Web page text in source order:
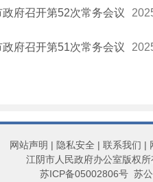
政府召开第52次常务会议
政府召开第51次常务会议
网站声明 | 隐私安全 | 联系我们 |
江阴市人民政府办公室版权
苏ICP备05002806号 苏